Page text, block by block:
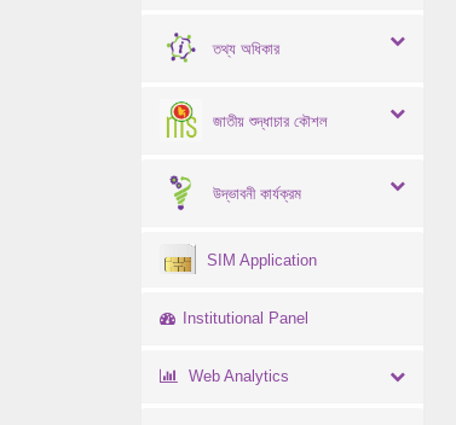
তথ্য অধিকার
জাতীয় শুদ্ধাচার কৌশল
উদ্ভাবনী কার্যক্রম
SIM Application
Institutional Panel
Web Analytics